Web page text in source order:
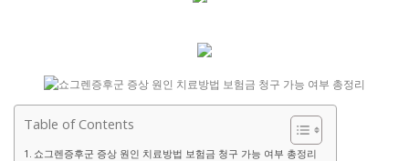
Table of Contents
쇼그렌증후군 증상 원인 치료방법 보험금 청구 가능 여부 총정리